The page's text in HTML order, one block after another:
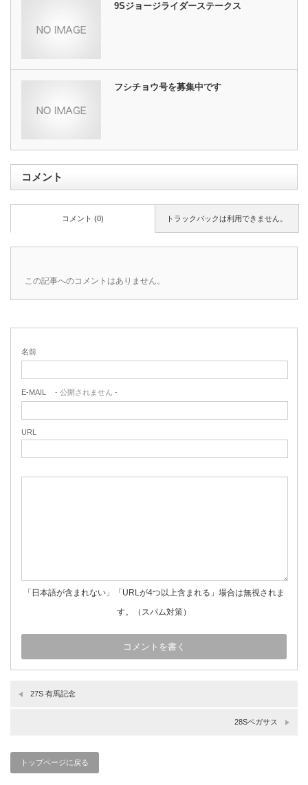
9Sジョージライダーステークス
フシチョウ号を募集中です
コメント
トラックバックは利用できません。
コメント (0)
この記事へのコメントはありません。
名前
E-MAIL - 公開されません -
URL
「日本語が含まれない」「URLが4つ以上含まれる」場合は無視されま
す。（スパム対策）
27S 有馬記念
28Sペガサス
トップページに戻る